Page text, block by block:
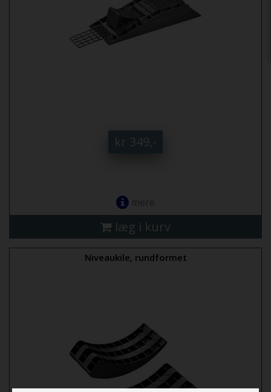
kr 349,-
mere
læg i kurv
Niveaukile, rundformet